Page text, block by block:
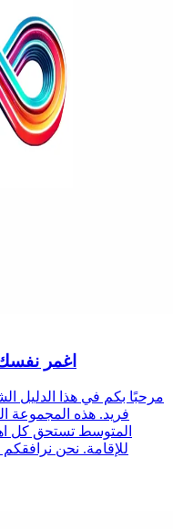
اغمر نفسك
مرحبًا بكم في هذا
فريد. هذه المجموعة
المتوسط تستحق كل
للإقامة. نحن نرافقكم